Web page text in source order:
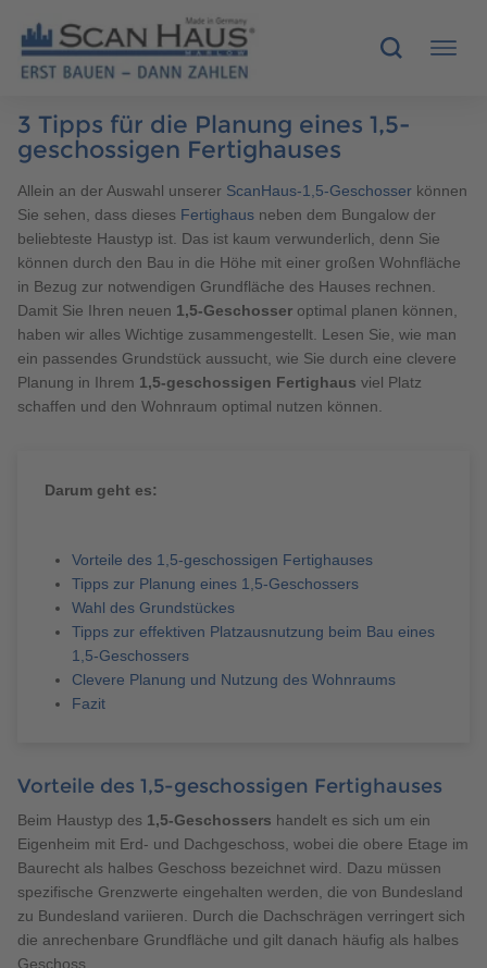
HÄUSER
MUSTERHÄUSER
SCANHAUS-VORTEILE
RUND UMS BAUEN
ÜBER UNS
Brauchen Sie Hilfe?
MUSTERHAUS FINDEN
3 Tipps für die Planung eines 1,5-
geschossigen Fertighauses
Allein an der Auswahl unserer ScanHaus-1,5-Geschosser können
Sie sehen, dass dieses Fertighaus neben dem Bungalow der
beliebteste Haustyp ist. Das ist kaum verwunderlich, denn Sie
können durch den Bau in die Höhe mit einer großen Wohnfläche
in Bezug zur notwendigen Grundfläche des Hauses rechnen.
Damit Sie Ihren neuen 1,5-Geschosser optimal planen können,
haben wir alles Wichtige zusammengestellt. Lesen Sie, wie man
ein passendes Grundstück aussucht, wie Sie durch eine clevere
Planung in Ihrem 1,5-geschossigen Fertighaus viel Platz
schaffen und den Wohnraum optimal nutzen können.
Darum geht es:
Vorteile des 1,5-geschossigen Fertighauses
Tipps zur Planung eines 1,5-Geschossers
Wahl des Grundstückes
Tipps zur effektiven Platzausnutzung beim Bau eines
1,5-Geschossers
Clevere Planung und Nutzung des Wohnraums
Fazit
Vorteile des 1,5-geschossigen Fertighauses
Beim Haustyp des 1,5-Geschossers handelt es sich um ein
Eigenheim mit Erd- und Dachgeschoss, wobei die obere Etage im
Baurecht als halbes Geschoss bezeichnet wird. Dazu müssen
spezifische Grenzwerte eingehalten werden, die von Bundesland
zu Bundesland variieren. Durch die Dachschrägen verringert sich
die anrechenbare Grundfläche und gilt danach häufig als halbes
Geschoss.